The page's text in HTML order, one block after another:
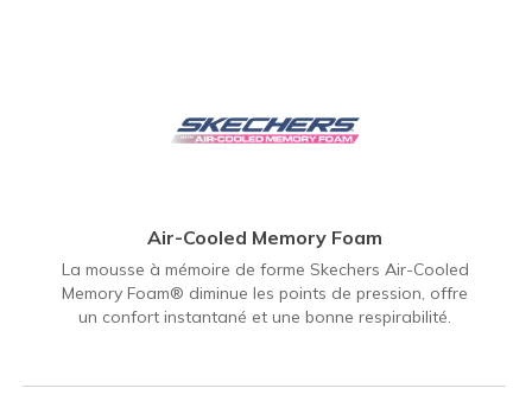
Air-Cooled Memory Foam
La mousse à mémoire de forme Skechers Air-Cooled
Memory Foam® diminue les points de pression, offre
un confort instantané et une bonne respirabilité.